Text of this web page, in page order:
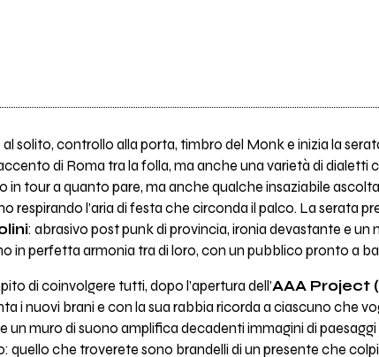
solito, controllo alla porta, timbro del Monk e inizia la
di Roma tra la folla, ma anche una varietà di dialetti
in tour a quanto pare, ma anche qualche insaziabile
respirando l’aria di festa che circonda il palco. La serata
: abrasivo post punk di provincia, ironia devastante e un
in perfetta armonia tra di loro, con un pubblico pronto a
di coinvolgere tutti, dopo l’apertura dell’AAA Project
i nuovi brani e con la sua rabbia ricorda a ciascuno che
un muro di suono amplifica decadenti immagini di
quello che troverete sono brandelli di un presente che